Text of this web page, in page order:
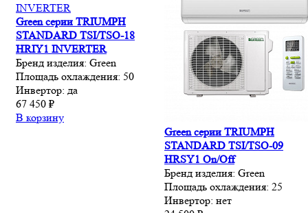
Green серии TRIUMPH
STANDARD TSI/TSO-18
HRIY1 INVERTER
Бренд изделия: Green
Площадь охлаждения: 50
Инвертор: да
67 450 ₽
В корзину
Green серии TRIUMPH
STANDARD TSI/TSO-09
HRSY1 On/Off
Бренд изделия: Green
Площадь охлаждения: 25
Инвертор: нет